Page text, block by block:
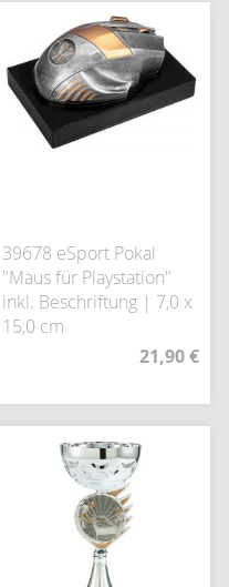
39678 eSport Pokal
"Maus für Playstation"
inkl. Beschriftung | 7,0 x
15,0 cm
21,90 €